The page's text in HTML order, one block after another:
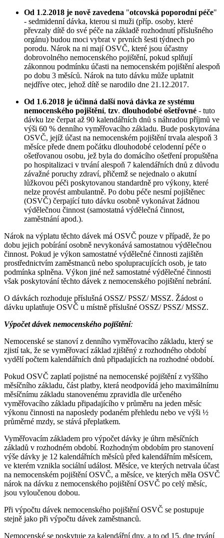
Od 1.2.2018 je nově zavedena "otcovská poporodní péče"
- sedmidenní dávka, kterou si muži (příp. osoby, které
převzaly dítě do své péče na základě rozhodnutí příslušného
orgánu) budou moci vybrat v prvních šesti týdnech po
porodu. Nárok na ni mají OSVČ, které jsou účastny
dobrovolného nemocenského pojištění, pokud splňují
zákonnou podmínku účasti na nemocenském pojištění alespoň
po dobu 3 měsíců. Nárok na tuto dávku může uplatnit
nejdříve otec, jehož dítě se narodilo dne 21.12.2017.
Od 1.6.2018 je účinná další nová dávka ze systému
nemocenského pojištění, tzv. dlouhodobé ošetřovné - tuto
dávku lze čerpat až 90 kalendářních dnů s náhradou příjmů ve
výši 60 % denního vyměřovacího základu. Bude poskytována
OSVČ, jejíž účast na nemocenském pojištění trvala alespoň 3
měsíce přede dnem počátku dlouhodobé celodenní péče o
ošetřovanou osobu, jež byla do domácího ošetření propuštěna
po hospitalizaci v trvání alespoň 7 kalendářních dnů z důvodu
závažné poruchy zdraví, přičemž se nejednalo o akutní
lůžkovou péči poskytovanou standardně pro výkony, které
nelze provést ambulantně. Po dobu péče nesmí pojištěnec
(OSVČ) čerpající tuto dávku osobně vykonávat žádnou
výdělečnou činnost (samostatná výdělečná činnost,
zaměstnání apod.).
Nárok na výplatu těchto dávek má OSVČ pouze v případě, že po
dobu jejich pobírání osobně nevykonává samostatnou výdělečnou
činnost. Pokud je výkon samostatné výdělečné činnosti zajištěn
prostřednictvím zaměstnanců nebo spolupracujících osob, je tato
podmínka splněna. Výkon jiné než samostatné výdělečné činnosti
však poskytování těchto dávek z nemocenského pojištění nebrání.
O dávkách rozhoduje příslušná OSSZ/ PSSZ/ MSSZ. Žádost o
dávku uplatňuje OSVČ u místně příslušné OSSZ/ PSSZ/ MSSZ.
Výpočet dávek nemocenského pojištění:
Nemocenské se stanoví z denního vyměřovacího základu, který se
zjistí tak, že se vyměřovací základ zjištěný z rozhodného období
vydělí počtem kalendářních dnů připadajících na rozhodné období.
Pokud OSVČ zaplatí pojistné na nemocenské pojištění z vyššího
měsíčního základu, část platby, která neodpovídá jeho maximálnímu
měsíčnímu základu stanovenému zpravidla dle určeného
vyměřovacího základu připadajícího v průměru na jeden měsíc
výkonu činnosti na naposledy podaném přehledu nebo ve výši ½
průměrné mzdy, se stává přeplatkem.
Vyměřovacím základem pro výpočet dávky je úhrn měsíčních
základů v rozhodném období. Rozhodným obdobím pro stanovení
výše dávky je 12 kalendářních měsíců před kalendářním měsícem,
ve kterém vznikla sociální událost. Měsíce, ve kterých netrvala účast
na nemocenském pojištění OSVČ, a měsíce, ve kterých měla OSVČ
nárok na dávku z nemocenského pojištění OSVČ po celý měsíc,
jsou vyloučenou dobou.
Při výpočtu dávek nemocenského pojištění OSVČ se postupuje
stejně jako při výpočtu dávek zaměstnanců.
Nemocenské se poskytuje za kalendářní dny, a to od 15. dne trvání